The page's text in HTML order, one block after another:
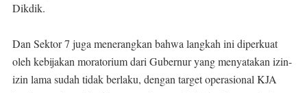
Dikdik.
Dan Sektor 7 juga menerangkan bahwa langkah ini diperkuat
oleh kebijakan moratorium dari Gubernur yang menyatakan izin-
izin lama sudah tidak berlaku, dengan target operasional KJA